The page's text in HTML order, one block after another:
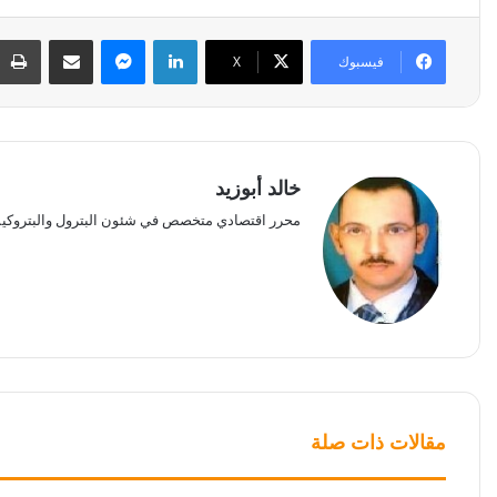
فيسبوك ‫X
لينكدإن ماسنجر مشاركة عبر البريد
خالد أبوزيد
محرر اقتصادي متخصص في شئون البترول
مقالات ذات صلة